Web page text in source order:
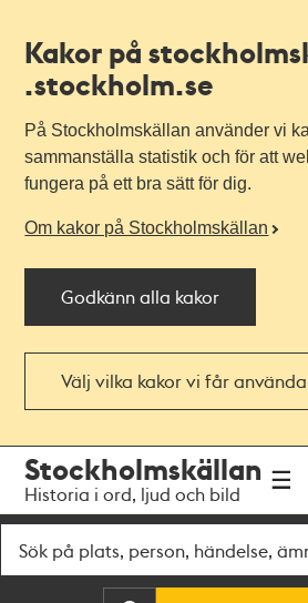
Kakor på
.stockholm.se
På Stockholmskällan använder vi
sammanställa statistik och för att
fungera på ett bra sätt för dig.
Om kakor på Stockholmskällan
Godkänn alla kakor
Välj vilka kakor vi får använda
navigationen
huvudinnehållet
Stockholmskällan
Historia i ord, ljud och bild